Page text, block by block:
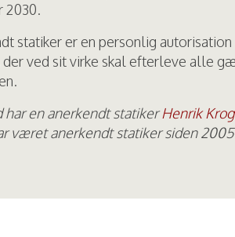
2030.
statiker er en personlig
der ved sit virke skal efterleve alle
har en anerkendt statikerHenrik
været anerkendt statiker siden